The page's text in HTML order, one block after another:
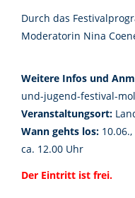
Durch das
Moderatorin Nina
Weitere Infos und
und-jugend-festival-
Veranstaltungsort:
Wann gehts los:
ca. 12.00 Uhr
Der Eintritt ist frei.